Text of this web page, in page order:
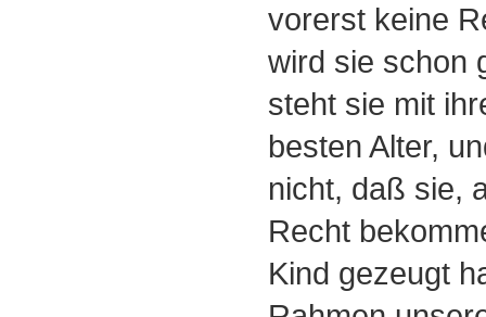
vorerst keine
wird sie schon
steht sie mit
besten Alter,
nicht, daß sie,
Recht
Kind gezeugt